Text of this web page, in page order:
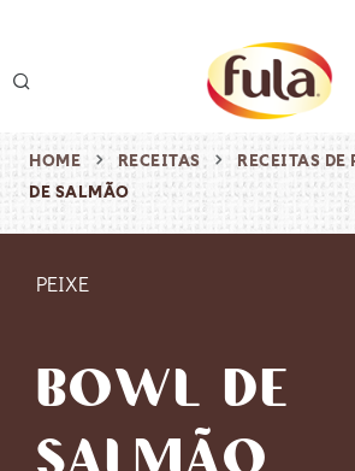
produtos
receitas
HOME RECEITAS RECEITAS DE
DE SALMÃO
PEIXE
BOWL DE
SALMÃO